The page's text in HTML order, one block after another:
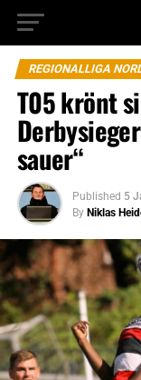
REGIONALLIGA
T05 krönt
sauer“
Published 5
By Niklas